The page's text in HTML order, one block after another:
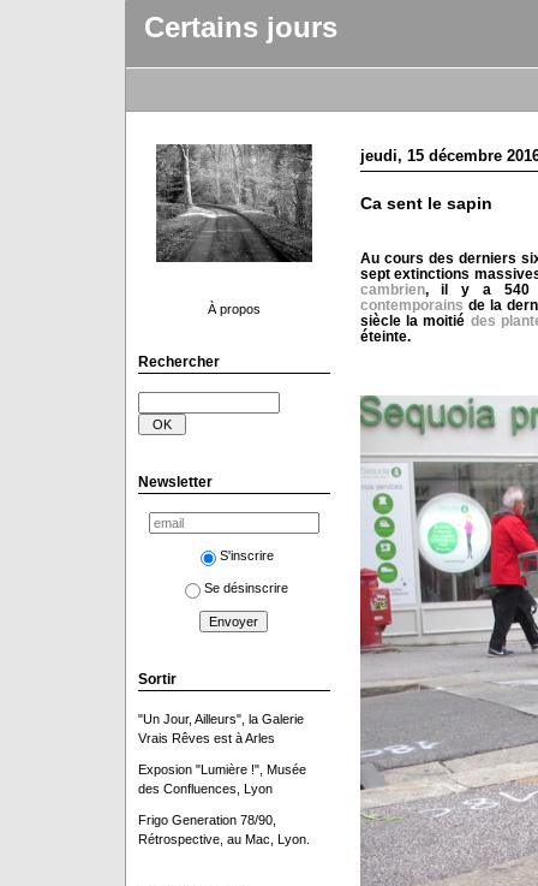
Certains jours
À propos
Rechercher
Newsletter
S'inscrire
Se désinscrire
Sortir
"Un Jour, Ailleurs", la Galerie
Vrais Rêves est à Arles
Exposion "Lumière !", Musée
des Confluences, Lyon
Frigo Generation 78/90,
Rétrospective, au Mac, Lyon.
jeudi, 15 décembre
Ca sent le sapin
Au cours des derniers
sept extinctions
cambrien, il y a 540
contemporains de la
siècle la moitié des
éteinte.